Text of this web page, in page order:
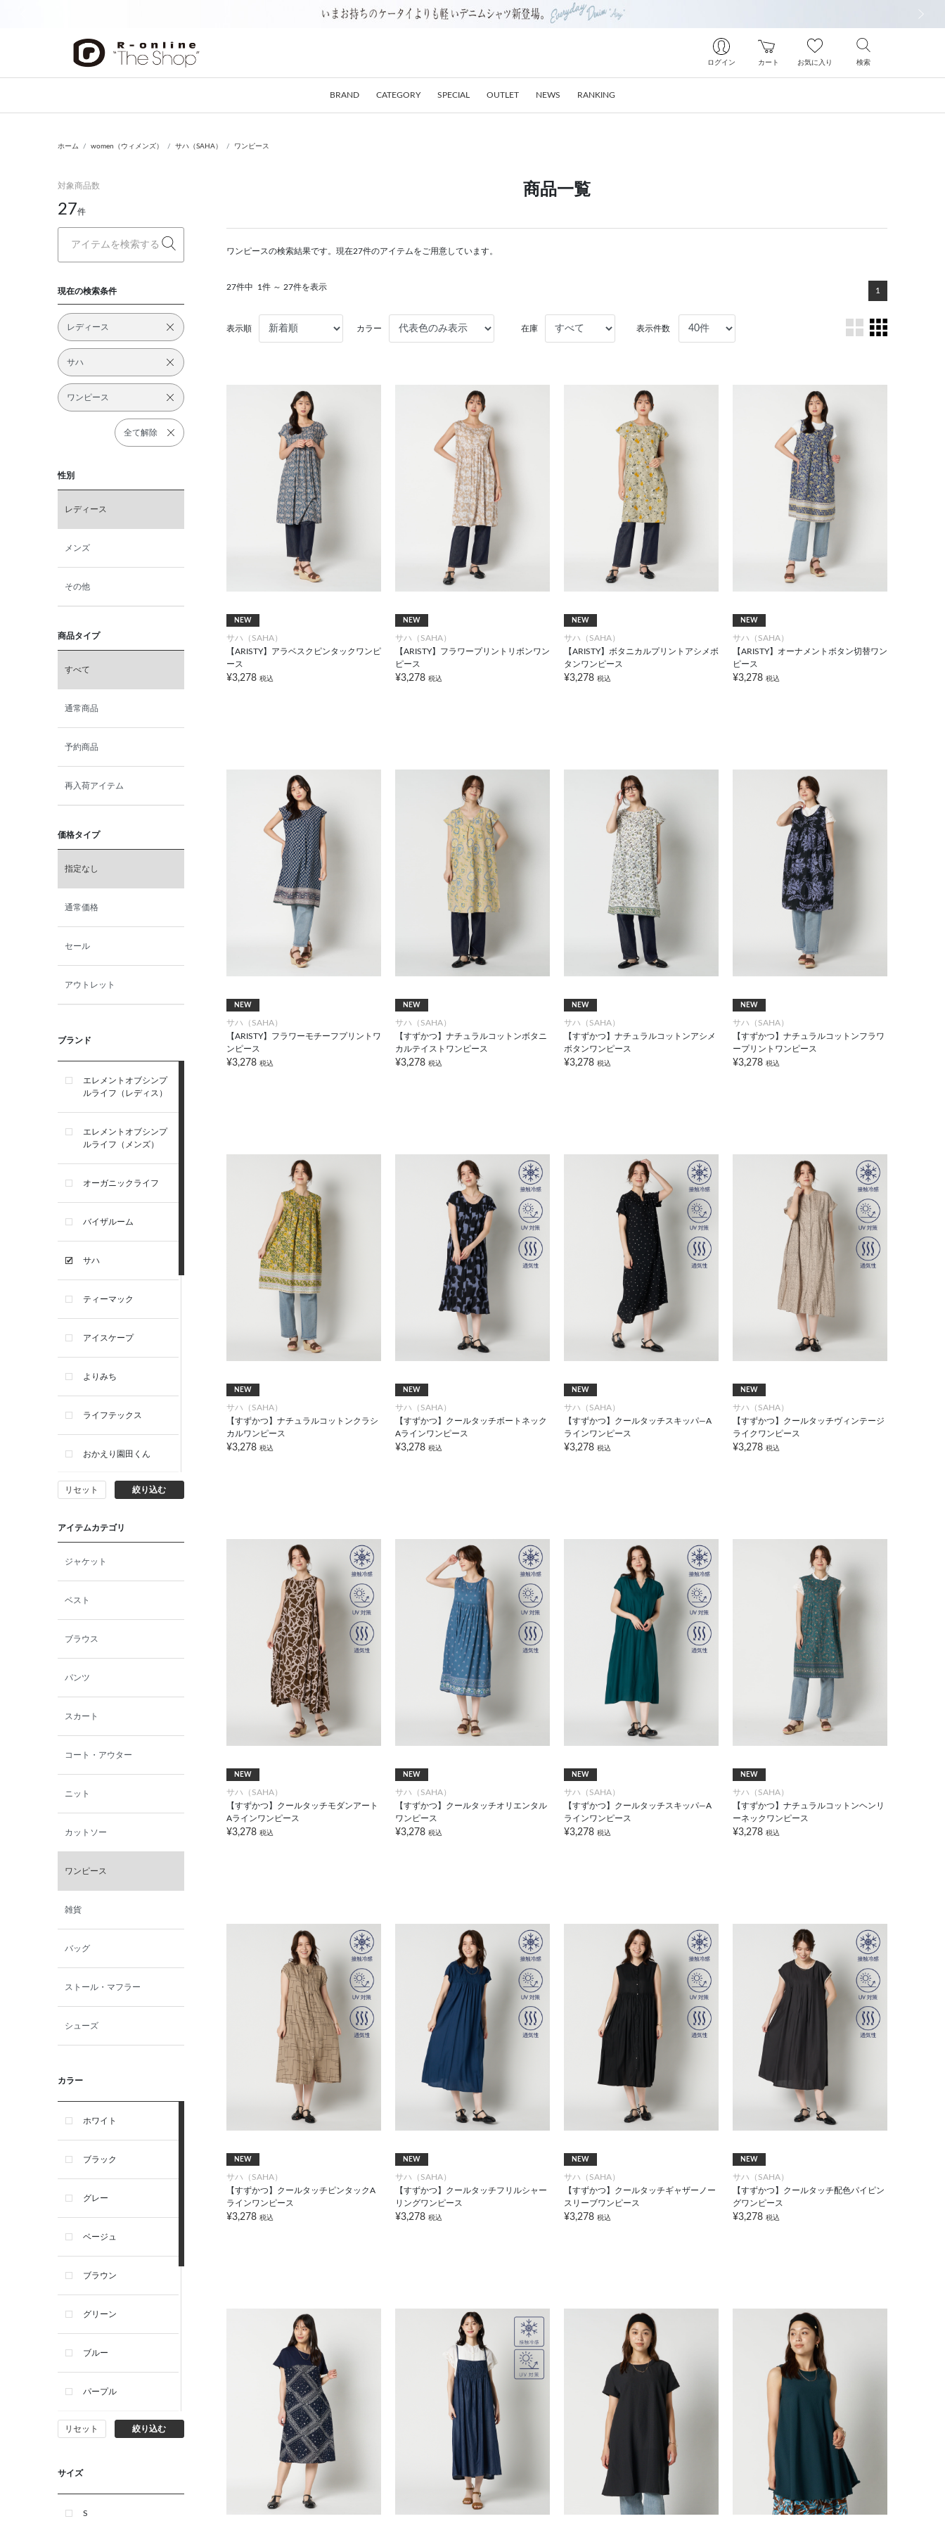
ログイン カート お気に入り 検索
BRAND CATEGORY SPECIAL OUTLET NEWS RANKING
ホーム women（ウィメンズ） サハ（SAHA） ワンピース
対象商品数
27件
現在の検索条件
レディース
サハ
ワンピース
全て解除
性別
レディース
メンズ
その他
商品タイプ
すべて
通常商品
予約商品
再入荷アイテム
価格タイプ
指定なし
通常価格
セール
アウトレット
ブランド
エレメントオブシンプ
ルライフ（レディス）
エレメントオブシンプ
ルライフ（メンズ）
オーガニックライフ
バイザルーム
サハ
ティーマック
アイスケープ
よりみち
ライフテックス
おかえり園田くん
ビー・エー・ジー
イヴィスト
ン
西脇シリーズ
小泉革店
シャミー
パーソンズジーンズ
ファインデーション
ローズペッシュ / パル
モンド
リセット 絞り込む
アイテムカテゴリ
ジャケット
ベスト
ブラウス
パンツ
スカート
コート・アウター
ニット
カットソー
ワンピース
雑貨
バッグ
ストール・マフラー
シューズ
カラー
ホワイト
ブラック
グレー
ベージュ
ブラウン
グリーン
ブルー
パープル
イエロー
ピンク
リセット 絞り込む
サイズ
S
商品一覧
ワンピースの検索結果です。現在27件のアイテムをご用意しています。
27件中 1件 ～ 27件を表示 1
表示順 カラー 在庫 表示件数
NEW
サハ（SAHA）
【ARISTY】アラベスクピンタックワンピ
ース
¥3,278 税込
NEW
サハ（SAHA）
【ARISTY】フラワープリントリボンワン
ピース
¥3,278 税込
NEW
サハ（SAHA）
【ARISTY】ボタニカルプリントアシメボ
タンワンピース
¥3,278 税込
NEW
サハ（SAHA）
【ARISTY】オーナメントボタン切替ワン
ピース
¥3,278 税込
NEW
サハ（SAHA）
【ARISTY】フラワーモチーフプリントワ
ンピース
¥3,278 税込
NEW
サハ（SAHA）
【すずかつ】ナチュラルコットンボタニ
カルテイストワンピース
¥3,278 税込
NEW
サハ（SAHA）
【すずかつ】ナチュラルコットンアシメ
ボタンワンピース
¥3,278 税込
NEW
サハ（SAHA）
【すずかつ】ナチュラルコットンフラワ
ープリントワンピース
¥3,278 税込
NEW
サハ（SAHA）
【すずかつ】ナチュラルコットンクラシ
カルワンピース
¥3,278 税込
NEW
サハ（SAHA）
【すずかつ】クールタッチボートネック
Aラインワンピース
¥3,278 税込
NEW
サハ（SAHA）
【すずかつ】クールタッチスキッパ―A
ラインワンピース
¥3,278 税込
NEW
サハ（SAHA）
【すずかつ】クールタッチヴィンテージ
ライクワンピース
¥3,278 税込
NEW
サハ（SAHA）
【すずかつ】クールタッチモダンアート
Aラインワンピース
¥3,278 税込
NEW
サハ（SAHA）
【すずかつ】クールタッチオリエンタル
ワンピース
¥3,278 税込
NEW
サハ（SAHA）
【すずかつ】クールタッチスキッパ―A
ラインワンピース
¥3,278 税込
NEW
サハ（SAHA）
【すずかつ】ナチュラルコットンヘンリ
ーネックワンピース
¥3,278 税込
NEW
サハ（SAHA）
【すずかつ】クールタッチピンタックA
ラインワンピース
¥3,278 税込
NEW
サハ（SAHA）
【すずかつ】クールタッチフリルシャー
リングワンピース
¥3,278 税込
NEW
サハ（SAHA）
【すずかつ】クールタッチギャザーノー
スリーブワンピース
¥3,278 税込
NEW
サハ（SAHA）
【すずかつ】クールタッチ配色パイピン
グワンピース
¥3,278 税込